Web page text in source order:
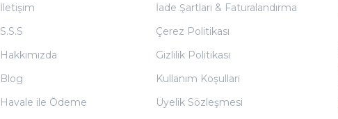
İletişim
S.S.S
Hakkımızda
Blog
Havale ile Ödeme
İade Şartları & Faturalandırma
Çerez Politikası
Gizlilik Politikası
Kullanım Koşulları
Üyelik Sözleşmesi